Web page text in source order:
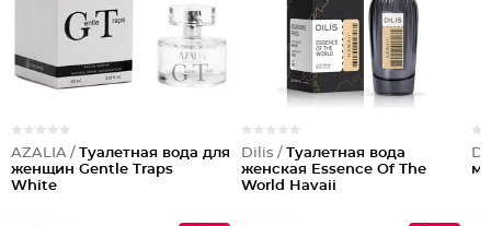
AZALIA / Туалетная вода для
женщин Gentle Traps
White
Dilis / Туалетная вода
женская Essence Of The
World Havaii